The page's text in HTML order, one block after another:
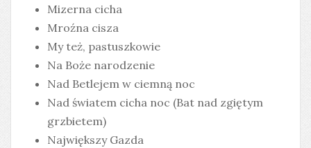
Mizerna cicha
Mroźna cisza
My też, pastuszkowie
Na Boże narodzenie
Nad Betlejem w ciemną noc
Nad światem cicha noc (Bat nad zgiętym
grzbietem)
Największy Gazda